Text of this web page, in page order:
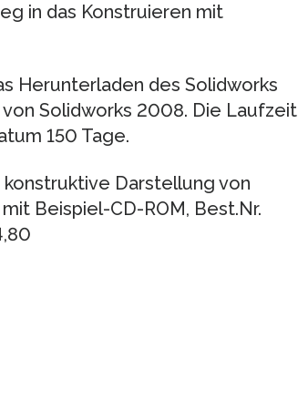
in das Konstruieren mit
Herunterladen des Solidworks
Solidworks 2008. Die Laufzeit
150 Tage.
konstruktive Darstellung von
Beispiel-CD-ROM, Best.Nr.